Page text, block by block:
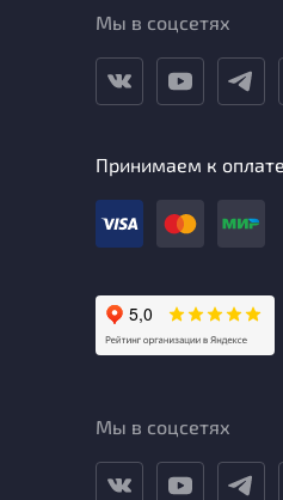
Мы в соцсетях
Принимаем к оплате
Мы в соцсетях